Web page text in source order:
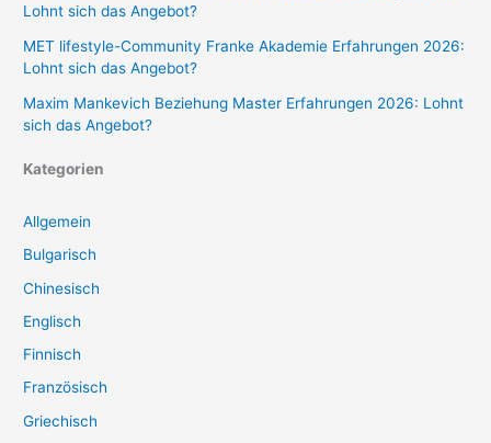
Lohnt sich das Angebot?
MET lifestyle-Community Franke Akademie Erfahrungen 2026:
Lohnt sich das Angebot?
Maxim Mankevich Beziehung Master Erfahrungen 2026: Lohnt
sich das Angebot?
Kategorien
Allgemein
Bulgarisch
Chinesisch
Englisch
Finnisch
Französisch
Griechisch